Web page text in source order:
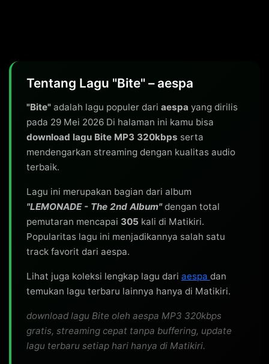
Tentang Lagu "Bite" – aespa
"Bite" adalah lagu populer dari aespa yang dirilis
pada 29 Mei 2026 Di halaman ini kamu bisa
download lagu Bite MP3 320kbps serta
mendengarkan streaming dengan kualitas audio
terbaik.
Lagu ini merupakan bagian dari album
"LEMONADE - The 2nd Album"dengan total
pemutaran mencapai 305 kali di Matikiri.
Popularitas lagu ini menjadikannya salah satu
track favorit dari aespa.
Lihat juga koleksi lengkap lagu dari aespa dan
temukan lagu terbaru lainnya hanya di Matikiri.
download lagu Bite oleh aespa MP3 320kbps
gratis, streaming cepat tanpa buffering, update
lagu terbaru setiap hari hanya di Matikiri.